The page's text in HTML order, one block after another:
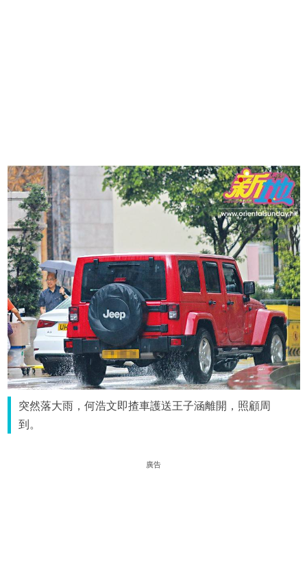
突然落大雨，何浩文即揸車護送王子涵離開，照顧周
到。
廣告